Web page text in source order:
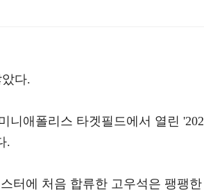
다.
니애폴리스 타겟필드에서 열린 '202
.
터에 처음 합류한 고우석은 팽팽한